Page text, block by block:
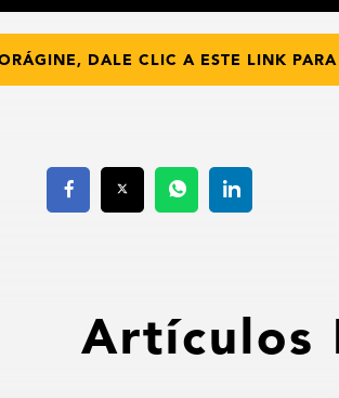
DALE CLIC A ESTE LINK PARA
Artículos